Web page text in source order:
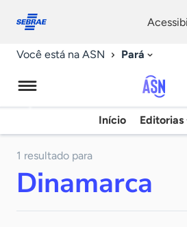
conosco
Você está na ASN Pará
Início Editorias
1 resultado para
Dinamarca